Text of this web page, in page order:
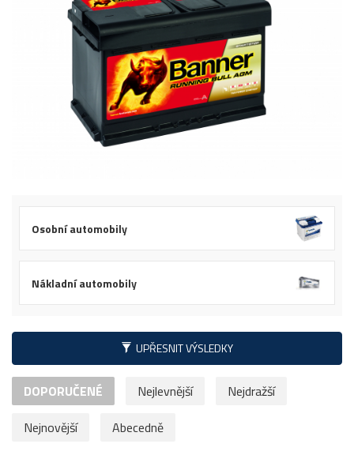
Osobní automobily
Nákladní automobily
UPŘESNIT VÝSLEDKY
DOPORUČENÉ Nejlevnější
Nejdražší
Nejnovější
Abecedně